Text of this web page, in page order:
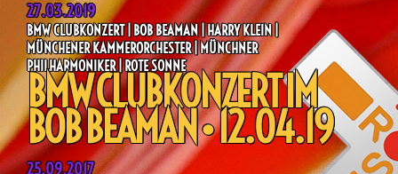
27.03.2019
BMW CLUBKONZERT | BOB BEAMAN | HARRY KLEIN |
MÜNCHENER KAMMERORCHESTER | MÜNCHNER
PHILHARMONIKER | ROTE SONNE
BMW CLUBKONZERT IM
BOB BEAMAN • 12.04.19
25.09.2017